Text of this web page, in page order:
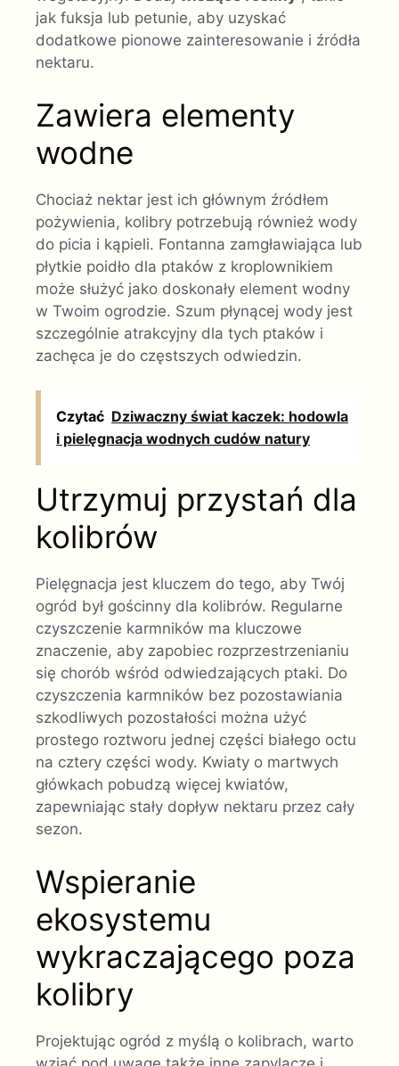
jak fuksja lub petunie, aby uzyskać
dodatkowe pionowe zainteresowanie i źródła
nektaru.
Zawiera elementy
wodne
Chociaż nektar jest ich głównym źródłem
pożywienia, kolibry potrzebują również wody
do picia i kąpieli. Fontanna zamgławiająca lub
płytkie poidło dla ptaków z kroplownikiem
może służyć jako doskonały element wodny
w Twoim ogrodzie. Szum płynącej wody jest
szczególnie atrakcyjny dla tych ptaków i
zachęca je do częstszych odwiedzin.
Czytać Dziwaczny świat kaczek: hodowla
i pielęgnacja wodnych cudów natury
Utrzymuj przystań dla
kolibrów
Pielęgnacja jest kluczem do tego, aby Twój
ogród był gościnny dla kolibrów. Regularne
czyszczenie karmników ma kluczowe
znaczenie, aby zapobiec rozprzestrzenianiu
się chorób wśród odwiedzających ptaki. Do
czyszczenia karmników bez pozostawiania
szkodliwych pozostałości można użyć
prostego roztworu jednej części białego octu
na cztery części wody. Kwiaty o martwych
główkach pobudzą więcej kwiatów,
zapewniając stały dopływ nektaru przez cały
sezon.
Wspieranie
ekosystemu
wykraczającego poza
kolibry
Projektując ogród z myślą o kolibrach, warto